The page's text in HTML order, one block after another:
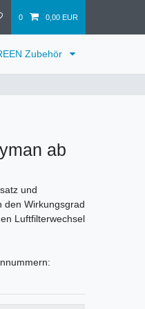
0 0,00 EUR
Zubehör
ab
und
den Wirkungsgrad
Luftfilterwechsel